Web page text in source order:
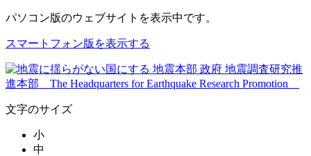
パソコン版のウェブサイトを表示中です。
スマートフォン版を表示する
文字のサイズ
小
中